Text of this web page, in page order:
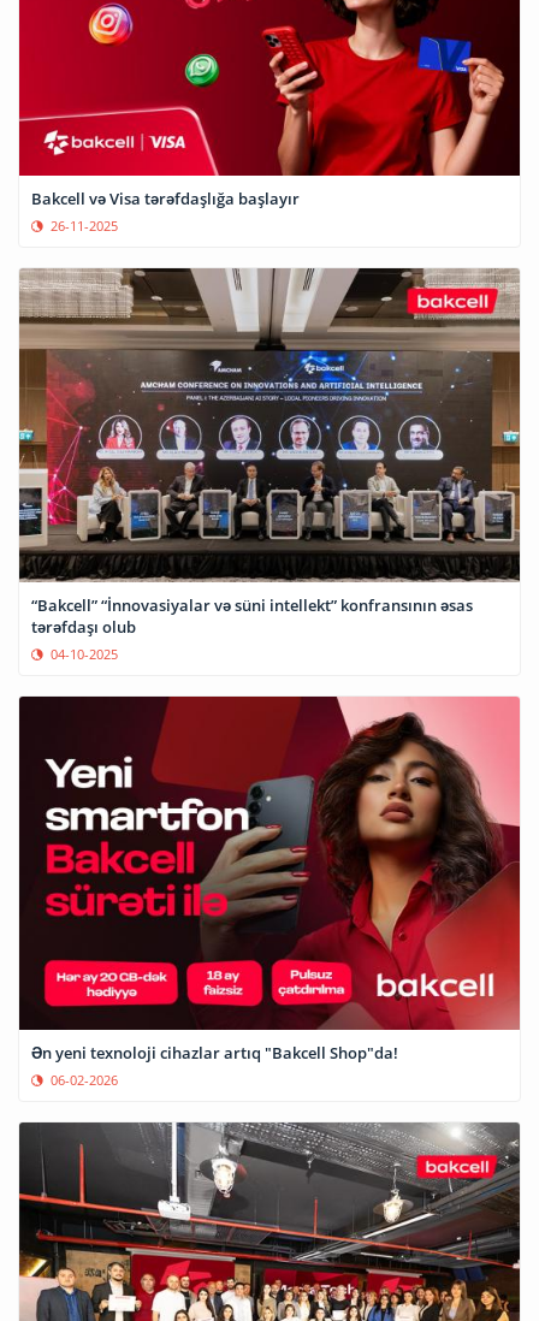
Bakcell və Visa tərəfdaşlığa başlayır
26-11-2025
“Bakcell” “İnnovasiyalar və süni intellekt” konfransının əsas
tərəfdaşı olub
04-10-2025
Ən yeni texnoloji cihazlar artıq "Bakcell Shop"da!
06-02-2026